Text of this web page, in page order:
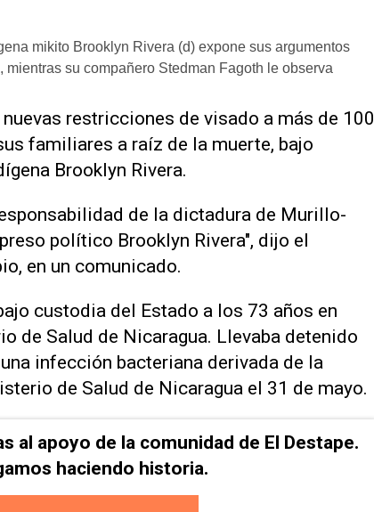
mikito Brooklyn Rivera (d) expone sus argumentos
su compañero Stedman Fagoth le observa
restricciones de visado ‌a más ‌de 100
familiares a raíz de la muerte, bajo
Brooklyn Rivera.
⁠de la dictadura de Murillo-
político ⁠Brooklyn Rivera", dijo el
en un comunicado.
custodia ​del Estado a los ‌73 años en
de ⁠Salud de Nicaragua. Llevaba detenido
infección bacteriana ​derivada ‌de la
de Salud de Nicaragua el 31 de mayo.
al apoyo de la comunidad de El Destape.
haciendo historia.